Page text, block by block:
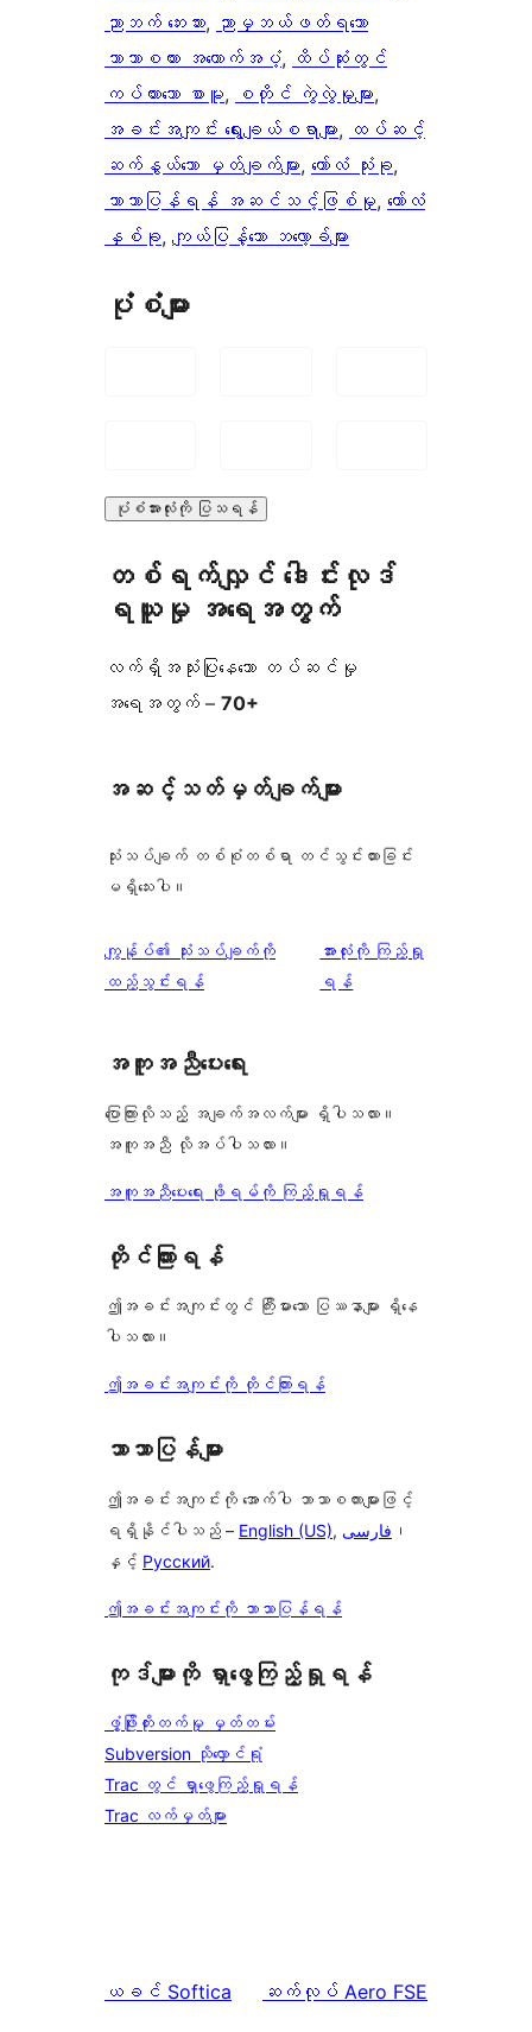
ညာဘက် ဘေးဘား, ညာမှဘယ်ဖတ်ရသော
ဘာသာစကား အထောက်အပံ့, ထိပ်ဆုံးတွင်
ကပ်ထားသော စာမူ, စတိုင် ကွဲလွဲမှုများ
အခင်းအကျင်း ရွေးချယ်စရာများ, ထပ်ဆင့်
ဆက်နွယ်သော မှတ်ချက်များ, ကော်လံ သုံးခု
ဘာသာပြန်ရန် အဆင်သင့်ဖြစ်မှု, ကော်လံ
နှစ်ခု, ကျယ်ပြန့်သော ဘလော့ခ်များ
ပုံစံများ
ပုံစံအားလုံးကို ပြသရန်
တစ်ရက်လျှင် ဒေါင်းလုဒ်
ရယူမှု အရေအတွက်
လက်ရှိအသုံးပြုနေသော တပ်ဆင်မှု
အရေအတွက် – 70+
အဆင့်သတ်မှတ်ချက်များ
သုံးသပ်ချက် တစ်စုံတစ်ရာ တင်သွင်းထားခြင်း
မရှိသေးပါ။
ကျွန်ုပ်၏ သုံးသပ်ချက်ကို
ထည့်သွင်းရန်
သုံးသပ်
ချက်
အားလုံးကို ကြည့်ရှု
ရန်
အကူအညီပေးရေး
ပြောကြားလိုသည့် အချက်အလက်များ ရှိပါသလား။
အကူအညီ လိုအပ်ပါသလား။
အကူအညီပေးရေး ဖိုရမ်ကို ကြည့်ရှုရန်
တိုင်ကြားရန်
ဤအခင်းအကျင်းတွင် ကြီးမားသော ပြဿနာများ ရှိနေ
ပါသလား။
ဤအခင်းအကျင်းကို တိုင်ကြားရန်
ဘာသာပြန်များ
ဤအခင်းအကျင်းကို အောက်ပါ ဘာသာစကားများဖြင့်
ရရှိနိုင်ပါသည် – English (US), فارسی ၊
နှင့် Русский.
ဤအခင်းအကျင်းကို ဘာသာပြန်ရန်
ကုဒ်များကို ရှာဖွေကြည့်ရှုရန်
ဖွံ့ဖြိုးတိုးတက်မှု မှတ်တမ်း
Subversion သိုလှောင်ရုံ
Trac တွင် ရှာဖွေကြည့်ရှုရန်
Trac လက်မှတ်များ
ယခင် Softica ဆက်လုပ် Aero FSE